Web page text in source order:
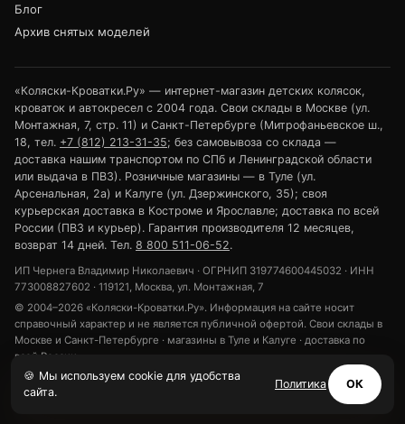
Блог
Архив снятых моделей
«Коляски-Кроватки.Ру» — интернет-магазин детских колясок,
кроваток и автокресел с 2004 года. Свои склады в Москве (ул.
Монтажная, 7, стр. 11) и Санкт-Петербурге (Митрофаньевское ш.,
18, тел. +7 (812) 213-31-35; без самовывоза со склада —
доставка нашим транспортом по СПб и Ленинградской области
или выдача в ПВЗ). Розничные магазины — в Туле (ул.
Арсенальная, 2а) и Калуге (ул. Дзержинского, 35); своя
курьерская доставка в Костроме и Ярославле; доставка по всей
России (ПВЗ и курьер). Гарантия производителя 12 месяцев,
возврат 14 дней. Тел. 8 800 511-06-52.
ИП Чернега Владимир Николаевич · ОГРНИП 319774600445032 · ИНН
773008827602 · 119121, Москва, ул. Монтажная, 7
© 2004–2026 «Коляски-Кроватки.Ру». Информация на сайте носит
справочный характер и не является публичной офертой. Свои склады в
Москве и Санкт-Петербурге · магазины в Туле и Калуге · доставка по
всей России.
Политика конфиденциальностиОбработка персональных данных
Использование cookie
🍪 Мы используем cookie для удобства
сайта.
Политика ОК